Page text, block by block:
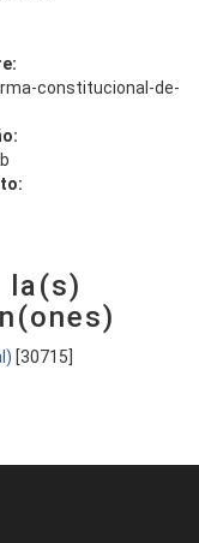
constitucional-de-
la(s)
[30715]